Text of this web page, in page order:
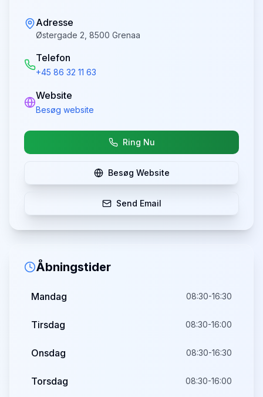
Adresse
Østergade 2, 8500 Grenaa
Telefon
+45 86 32 11 63
Website
Besøg website
Ring Nu
Besøg Website
Send Email
Åbningstider
Mandag 08:30-16:30
Tirsdag 08:30-16:00
Onsdag 08:30-16:30
Torsdag 08:30-16:00